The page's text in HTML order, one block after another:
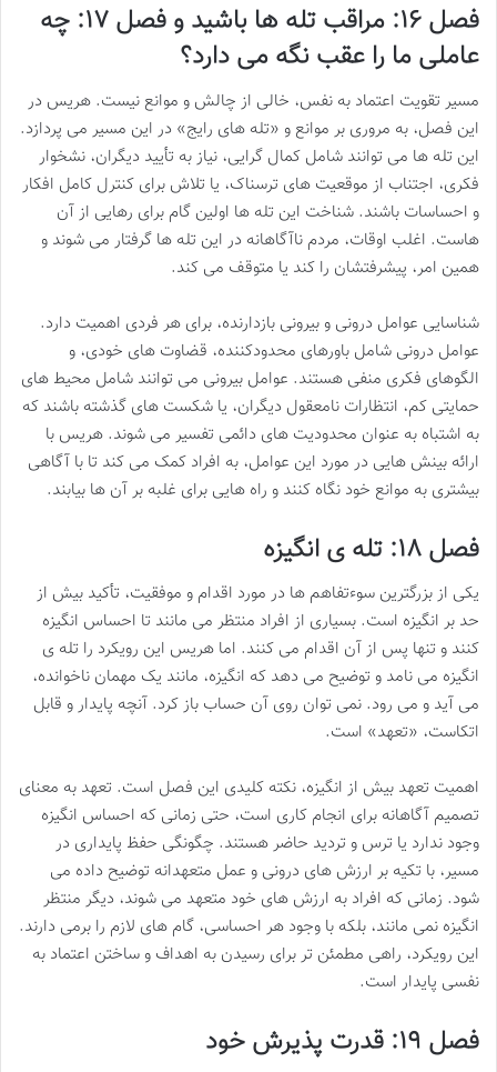
فصل ۱۶: مراقب تله ها باشید و فصل ۱۷: چه
عاملی ما را عقب نگه می دارد؟
مسیر تقویت اعتماد به نفس، خالی از چالش و موانع نیست. هریس در
این فصل، به مروری بر موانع و «تله های رایج» در این مسیر می پردازد.
این تله ها می توانند شامل کمال گرایی، نیاز به تأیید دیگران، نشخوار
فکری، اجتناب از موقعیت های ترسناک، یا تلاش برای کنترل کامل افکار
و احساسات باشند. شناخت این تله ها اولین گام برای رهایی از آن
هاست. اغلب اوقات، مردم ناآگاهانه در این تله ها گرفتار می شوند و
همین امر، پیشرفتشان را کند یا متوقف می کند.
شناسایی عوامل درونی و بیرونی بازدارنده، برای هر فردی اهمیت دارد.
عوامل درونی شامل باورهای محدودکننده، قضاوت های خودی، و
الگوهای فکری منفی هستند. عوامل بیرونی می توانند شامل محیط های
حمایتی کم، انتظارات نامعقول دیگران، یا شکست های گذشته باشند که
به اشتباه به عنوان محدودیت های دائمی تفسیر می شوند. هریس با
ارائه بینش هایی در مورد این عوامل، به افراد کمک می کند تا با آگاهی
بیشتری به موانع خود نگاه کنند و راه هایی برای غلبه بر آن ها بیابند.
فصل ۱۸: تله ی انگیزه
یکی از بزرگترین سوءتفاهم ها در مورد اقدام و موفقیت، تأکید بیش از
حد بر انگیزه است. بسیاری از افراد منتظر می مانند تا احساس انگیزه
کنند و تنها پس از آن اقدام می کنند. اما هریس این رویکرد را تله ی
انگیزه می نامد و توضیح می دهد که انگیزه، مانند یک مهمان ناخوانده،
می آید و می رود. نمی توان روی آن حساب باز کرد. آنچه پایدار و قابل
اتکاست، «تعهد» است.
اهمیت تعهد بیش از انگیزه، نکته کلیدی این فصل است. تعهد به معنای
تصمیم آگاهانه برای انجام کاری است، حتی زمانی که احساس انگیزه
وجود ندارد یا ترس و تردید حاضر هستند. چگونگی حفظ پایداری در
مسیر، با تکیه بر ارزش های درونی و عمل متعهدانه توضیح داده می
شود. زمانی که افراد به ارزش های خود متعهد می شوند، دیگر منتظر
انگیزه نمی مانند، بلکه با وجود هر احساسی، گام های لازم را برمی دارند.
این رویکرد، راهی مطمئن تر برای رسیدن به اهداف و ساختن اعتماد به
نفسی پایدار است.
فصل ۱۹: قدرت پذیرش خود